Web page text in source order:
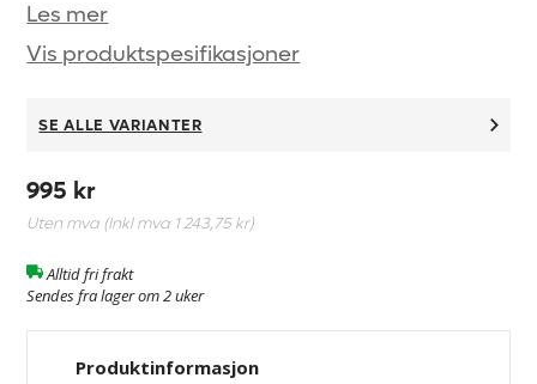
Les mer
Vis produktspesifikasjoner
SE ALLE VARIANTER
995 kr
Uten mva (Inkl mva 1 243,75 kr)
Alltid fri frakt
Sendes fra lager om 2 uker
Produktinformasjon